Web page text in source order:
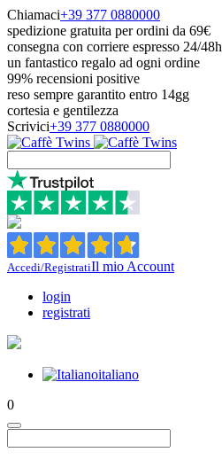
Chiamaci+39 377 0880000
spedizione gratuita per ordini da 69€
consegna con corriere espresso 24/48h
un fantastico regalo ad ogni ordine
99% recensioni positive
reso sempre garantito entro 14gg
cortesia e gentilezza
Scrivici+39 377 0880000
Accedi/RegistratiIl mio Account
login
registrati
italiano
0